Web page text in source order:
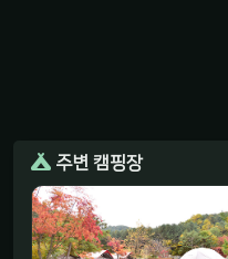
주변 캠핑장